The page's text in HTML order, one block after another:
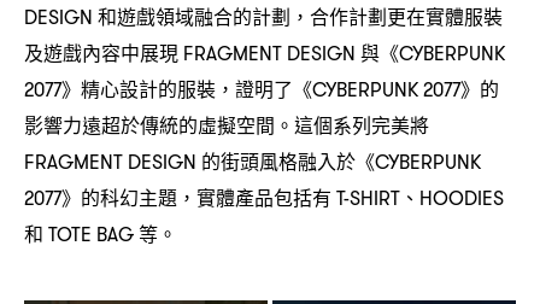
DESIGN 和遊戲領域融合的計劃 ， 合作計劃更在實體服裝
及遊戲內容中展現 FRAGMENT DESIGN 與《CYBERPUNK
2077》精心設計的服裝 ， 證明了《CYBERPUNK 2077》的
影響力遠超於傳統的虛擬空間。這個系列完美將
FRAGMENT DESIGN 的街頭風格融入於《CYBERPUNK
2077》的科幻主題 ， 實體產品包括有 T-SHIRT 、 HOODIES
和 TOTE BAG 等。